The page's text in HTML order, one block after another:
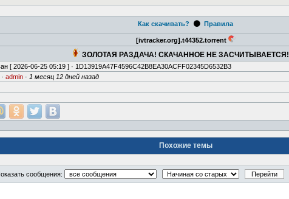
Как скачивать? ⚫ Правила
[ivtracker.org].t44352.torrent
ЗОЛОТАЯ РАЗДАЧА! СКАЧАННОЕ НЕ ЗАСЧИТЫВАЕТСЯ!
[ 2026-06-25 05:19 ] · 1D13919A47F4596C42B8EA30ACFF02345D6532B3
· admin · 1 месяц 12 дней назад
Похожие темы
сообщения: